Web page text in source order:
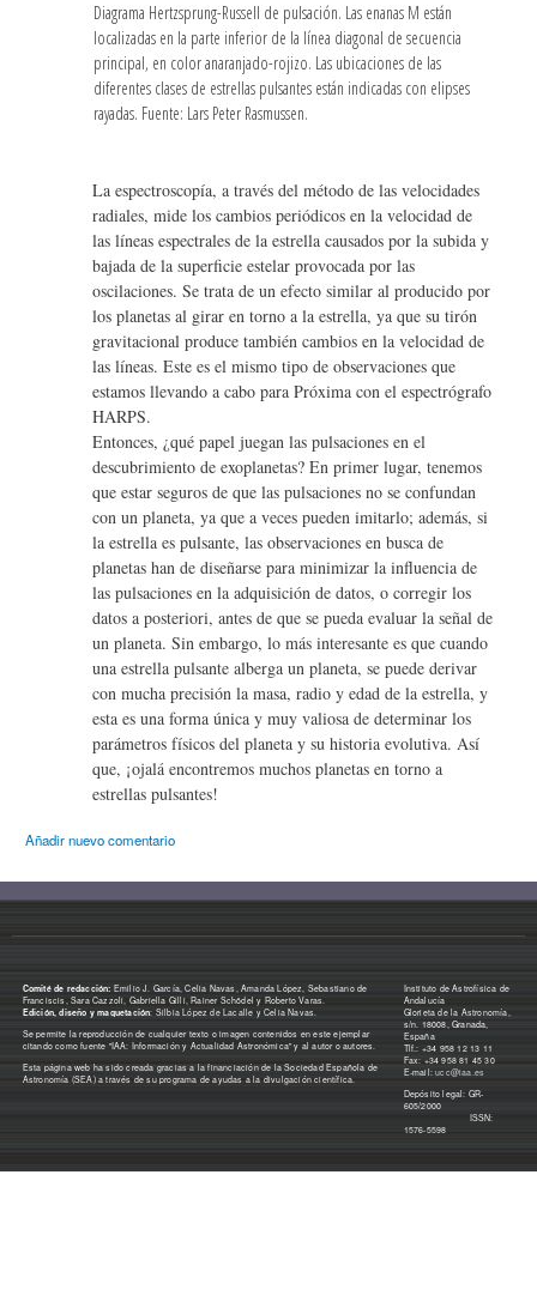
Diagrama Hertzsprung-Russell de pulsación. Las enanas M están
localizadas en la parte inferior de la línea diagonal de secuencia
principal, en color anaranjado-rojizo. Las ubicaciones de las
diferentes clases de estrellas pulsantes están indicadas con elipses
rayadas. Fuente: Lars Peter Rasmussen.
La espectroscopía, a través del método de las velocidades
radiales, mide los cambios periódicos en la velocidad de
las líneas espectrales de la estrella causados por la subida y
bajada de la superficie estelar provocada por las
oscilaciones. Se trata de un efecto similar al producido por
los planetas al girar en torno a la estrella, ya que su tirón
gravitacional produce también cambios en la velocidad de
las líneas. Este es el mismo tipo de observaciones que
estamos llevando a cabo para Próxima con el espectrógrafo
HARPS.
Entonces, ¿qué papel juegan las pulsaciones en el
descubrimiento de exoplanetas? En primer lugar, tenemos
que estar seguros de que las pulsaciones no se confundan
con un planeta, ya que a veces pueden imitarlo; además, si
la estrella es pulsante, las observaciones en busca de
planetas han de diseñarse para minimizar la influencia de
las pulsaciones en la adquisición de datos, o corregir los
datos a posteriori, antes de que se pueda evaluar la señal de
un planeta. Sin embargo, lo más interesante es que cuando
una estrella pulsante alberga un planeta, se puede derivar
con mucha precisión la masa, radio y edad de la estrella, y
esta es una forma única y muy valiosa de determinar los
parámetros físicos del planeta y su historia evolutiva. Así
que, ¡ojalá encontremos muchos planetas en torno a
estrellas pulsantes!
Añadir nuevo comentario
Comité de redacción: Emilio J. García, Celia Navas, Amanda López, Sebastiano de
Franciscis, Sara Cazzoli, Gabriella Gilli, Rainer Schödel y Roberto Varas.
Edición, diseño y maquetación: Silbia López de Lacalle y Celia Navas.
Se permite la reproducción de cualquier texto o imagen contenidos en este ejemplar
citando como fuente "IAA: Información y Actualidad Astronómica" y al autor o autores.
Esta página web ha sido creada gracias a la financiación de la Sociedad Española de
Astronomía (SEA) a través de su programa de ayudas a la divulgación científica.
Instituto de Astrofísica de
Andalucía
Glorieta de la Astronomía,
s/n. 18008, Granada,
España
Tlf.: +34 958 12 13 11
Fax: +34 958 81 45 30
E-mail:ucc@iaa.es
Depósito legal: GR-
605/2000
ISSN:
1576-5598